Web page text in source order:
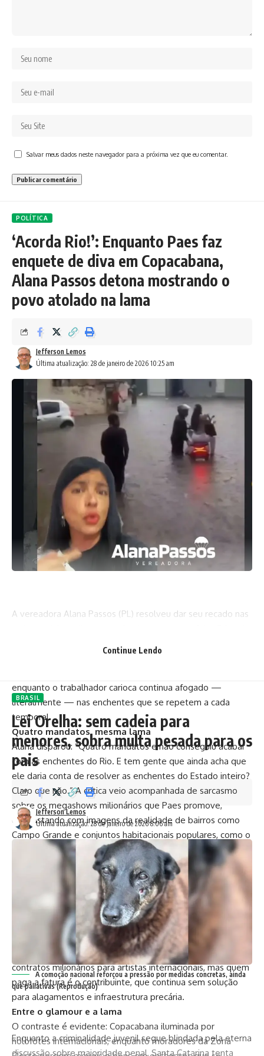
Salvar meus dados neste navegador para a próxima vez que eu comentar.
POLÍTICA
‘Acorda Rio!’: Enquanto Paes faz
enquete de diva em Copacabana,
Alana Passos detona mostrando o
povo atolado na lama
Última atualização: 28 de janeiro de 2026 10:25 am
Jefferson Lemos
A vereadora Alana Passos (PL) resolveu dar seu recado nas
enquanto o trabalhador carioca continua afogado —
literalmente — nas enchentes que se repetem a cada
temporal.
Quatro mandatos, mesma lama
Alana disparou: “Quatro mandatos e não conseguiu acabar
com as enchentes do Rio. E tem gente que ainda acha que
ele daria conta de resolver as enchentes do Estado inteiro?
Claro que não.” A crítica veio acompanhada de sarcasmo
sobre os megashows milionários que Paes promove,
contrastando com imagens da realidade de bairros como
Campo Grande e conjuntos habitacionais populares, como o
Campinho, onde moradores seguem contabilizando
prejuízos a cada chuva.
O prefeito e sua playlist
Para a vereadora, enquanto Paes brinca de curador musical,
lançando enquetes para saber se os cariocas preferem
Rihanna, Adele ou Beyoncé como próxima atração, a cidade
segue atolada em problemas básicos. Ela destaca que os
“showzinhos caríssimos” são uma cortina de fumaça:
contratos milionários para artistas internacionais, mas quem
paga a fatura é o contribuinte, que continua sem solução
para alagamentos e infraestrutura precária.
Entre o glamour e a lama
O contraste é evidente: Copacabana iluminada por
holofotes internacionais, enquanto moradores da Zona
Continue Lendo
BRASIL
Lei Orelha: sem cadeia para
menores, sobra multa pesada para os
pais
Última atualização: 28 de janeiro de 2026 8:06 am
Jefferson Lemos
A comoção nacional reforçou a pressão por medidas concretas, ainda
que paliativas (Reprodução)
Enquanto a criminalidade juvenil segue blindada pela eterna
discussão sobre maioridade penal, Santa Catarina tenta